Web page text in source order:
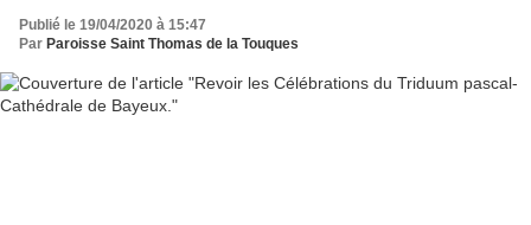
Publié le 19/04/2020 à 15:47
Par Paroisse Saint Thomas de la Touques